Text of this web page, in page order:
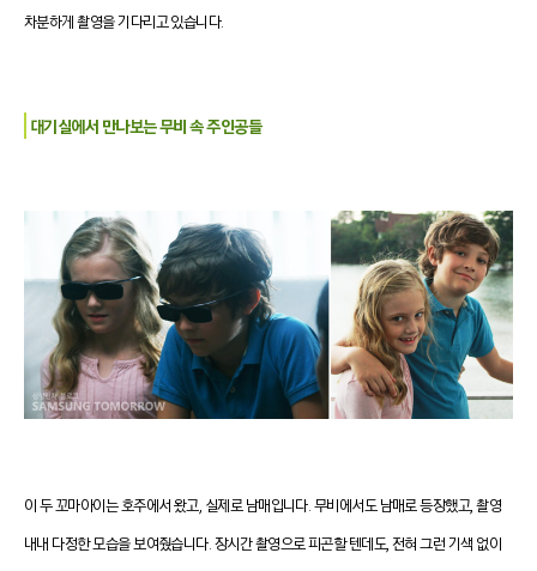
차분하게 촬영을 기다리고 있습니다.
대기실에서 만나보는 무비 속 주인공들
이 두 꼬마아이는 호주에서 왔고, 실제로 남매입니다. 무비에서도 남매로 등장했고, 촬영
내내 다정한 모습을 보여줬습니다. 장시간 촬영으로 피곤할 텐데도, 전혀 그런 기색 없이